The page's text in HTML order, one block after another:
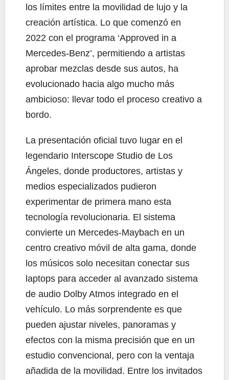
los límites entre la movilidad de lujo y la
creación artística. Lo que comenzó en
2022 con el programa ‘Approved in a
Mercedes-Benz’, permitiendo a artistas
aprobar mezclas desde sus autos, ha
evolucionado hacia algo mucho más
ambicioso: llevar todo el proceso creativo a
bordo.
La presentación oficial tuvo lugar en el
legendario Interscope Studio de Los
Ángeles, donde productores, artistas y
medios especializados pudieron
experimentar de primera mano esta
tecnología revolucionaria. El sistema
convierte un Mercedes-Maybach en un
centro creativo móvil de alta gama, donde
los músicos solo necesitan conectar sus
laptops para acceder al avanzado sistema
de audio Dolby Atmos integrado en el
vehículo. Lo más sorprendente es que
pueden ajustar niveles, panoramas y
efectos con la misma precisión que en un
estudio convencional, pero con la ventaja
añadida de la movilidad. Entre los invitados